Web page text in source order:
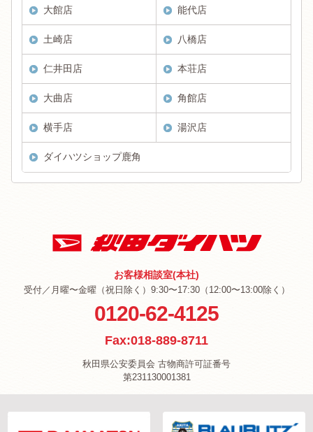
大館店 能代店
土崎店 八橋店
仁井田店 本荘店
大曲店 角館店
横手店 湯沢店
ダイハツショップ鹿角
お客様相談室(本社)
受付／月曜〜金曜（祝日除く）9:30〜17:30（12:00〜13:00除く）
0120-62-4125
Fax:018-889-8711
秋田県公安委員会 古物商許可証番号
第231130001381